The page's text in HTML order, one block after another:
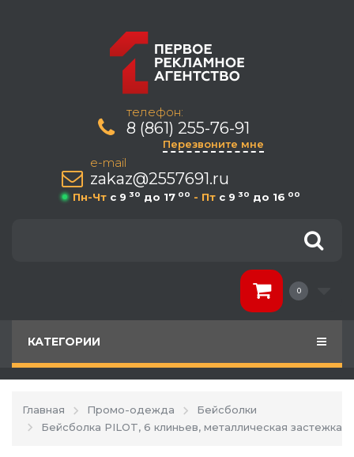
телефон:
8 (861) 255-76-91
Перезвоните мне
e-mail
zakaz@2557691.ru
Пн-Чт c 9 30 до 17 00 - Пт c 9 30 до 16 00
0
КАТЕГОРИИ
Главная Промо-одежда
Бейсболки
Бейсболка PILOT, 6 клиньев, металлическая застежка